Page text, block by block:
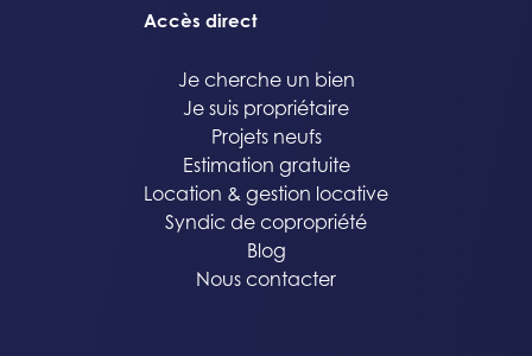
Accès direct
Je cherche un bien
Je suis propriétaire
Projets neufs
Estimation gratuite
Location & gestion locative
Syndic de copropriété
Blog
Nous contacter